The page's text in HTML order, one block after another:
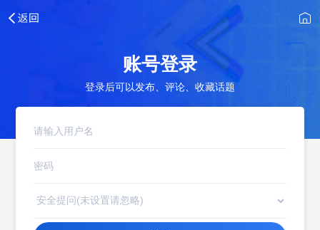
账号登录
登录后可以发布、评论、收藏话题